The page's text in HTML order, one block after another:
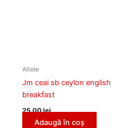
Altele
Jm ceai sb ceylon english
breakfast
25,00lei
Adaugă în coș